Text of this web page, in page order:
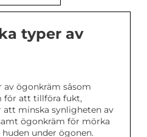
typer av
av ögonkräm såsom
för att tillföra fukt,
minska synligheten av
ögonkräm för mörka
under ögonen.